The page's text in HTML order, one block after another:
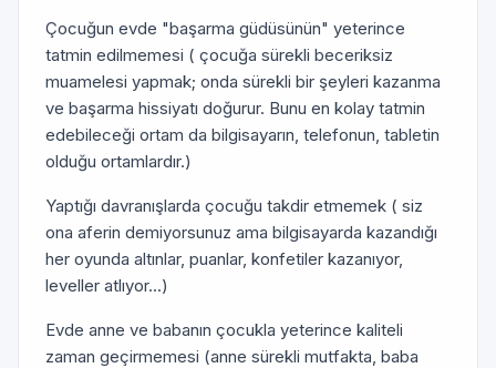
Çocuğun evde "başarma güdüsünün" yeterince
tatmin edilmemesi ( çocuğa sürekli beceriksiz
muamelesi yapmak; onda sürekli bir şeyleri kazanma
ve başarma hissiyatı doğurur. Bunu en kolay tatmin
edebileceği ortam da bilgisayarın, telefonun, tabletin
olduğu ortamlardır.)
Yaptığı davranışlarda çocuğu takdir etmemek ( siz
ona aferin demiyorsunuz ama bilgisayarda kazandığı
her oyunda altınlar, puanlar, konfetiler kazanıyor,
leveller atlıyor...)
Evde anne ve babanın çocukla yeterince kaliteli
zaman geçirmemesi (anne sürekli mutfakta, baba